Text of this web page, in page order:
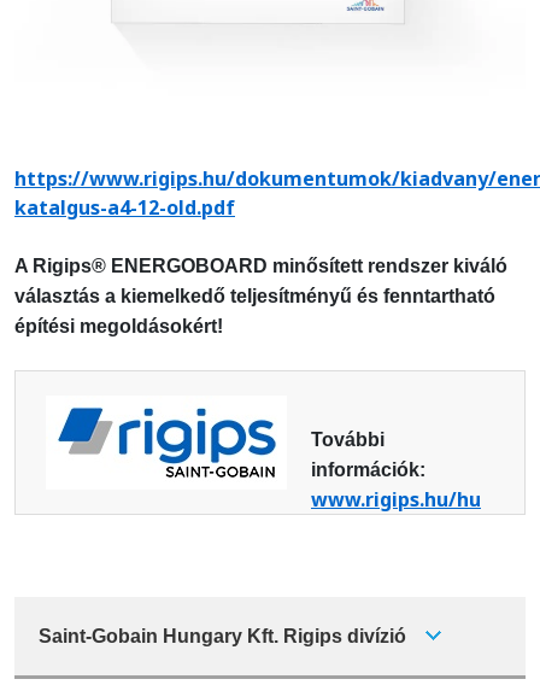
https://www.rigips.hu/dokumentumok/kiadvany/
katalgus-a4-12-old.pdf
A Rigips® ENERGOBOARD minősített rendszer kiváló
választás a kiemelkedő teljesítményű és fenntartható
építési megoldásokért!
További
információk:
www.rigips.hu/hu
Saint-Gobain Hungary Kft. Rigips divízió